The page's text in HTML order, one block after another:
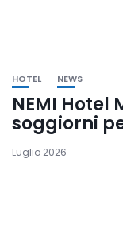
HOTEL NEWS
NEMI Hotel
soggiorni
Luglio 2026